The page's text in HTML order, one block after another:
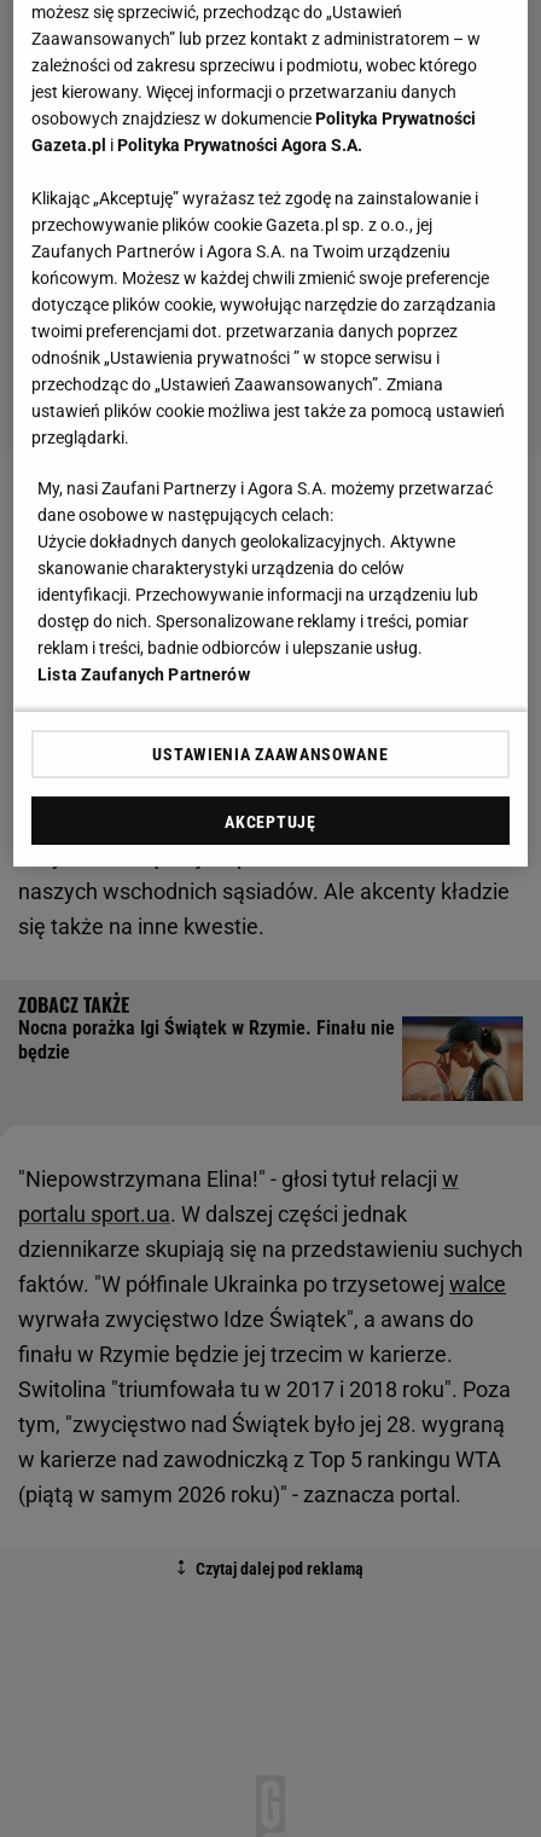
Zobacz wideoDaria Abramowicz może zostać z Igą
Świątek do końca! "Bardzo jej ufa"
Ukraińskie media w zachwycie po triumfie
Switoliny
Elina Switolina (10. WTA) w stolicy Włoch pokonała
już drugą tenisistkę z Top 5 światowego rankingu.
Przed Igą Świątek (3. WTA) 31-latka wygrała z
Jeleną Rybakiną w ćwierćfinale rywalizacji. To
naszych wschodnich sąsiadów. Ale akcenty kładzie
się także na inne kwestie.
Nocna porażka Igi Świątek w Rzymie. Finału nie
będzie
"Niepowstrzymana Elina!" - głosi tytuł relacji w
portalu sport.ua. W dalszej części jednak
dziennikarze skupiają się na przedstawieniu suchych
faktów. "W półfinale Ukrainka po trzysetowej walce
wyrwała zwycięstwo Idze Świątek", a awans do
finału w Rzymie będzie jej trzecim w karierze.
Switolina "triumfowała tu w 2017 i 2018 roku". Poza
tym, "zwycięstwo nad Świątek było jej 28. wygraną
w karierze nad zawodniczką z Top 5 rankingu WTA
(piątą w samym 2026 roku)" - zaznacza portal.
możesz się sprzeciwić, przechodząc do „Ustawień
Zaawansowanych” lub przez kontakt z administratorem – w
zależności od zakresu sprzeciwu i podmiotu, wobec którego
jest kierowany. Więcej informacji o przetwarzaniu danych
osobowych znajdziesz w dokumenciePolityka Prywatności
Gazeta.pl iPolityka Prywatności Agora S.A.
Klikając „Akceptuję” wyrażasz też zgodę na zainstalowanie i
przechowywanie plików cookie Gazeta.pl sp. z o.o., jej
Zaufanych Partnerów i Agora S.A. na Twoim urządzeniu
końcowym. Możesz w każdej chwili zmienić swoje preferencje
dotyczące plików cookie, wywołując narzędzie do zarządzania
twoimi preferencjami dot. przetwarzania danych poprzez
odnośnik „Ustawienia prywatności ” w stopce serwisu i
przechodząc do „Ustawień Zaawansowanych”. Zmiana
ustawień plików cookie możliwa jest także za pomocą ustawień
przeglądarki.
My, nasi Zaufani Partnerzy i Agora S.A. możemy przetwarzać
dane osobowe w następujących celach:
Użycie dokładnych danych geolokalizacyjnych. Aktywne
skanowanie charakterystyki urządzenia do celów
identyfikacji. Przechowywanie informacji na urządzeniu lub
dostęp do nich. Spersonalizowane reklamy i treści, pomiar
reklam i treści, badnie odbiorców i ulepszanie usług.
Lista Zaufanych Partnerów
USTAWIENIA ZAAWANSOWANE
AKCEPTUJĘ